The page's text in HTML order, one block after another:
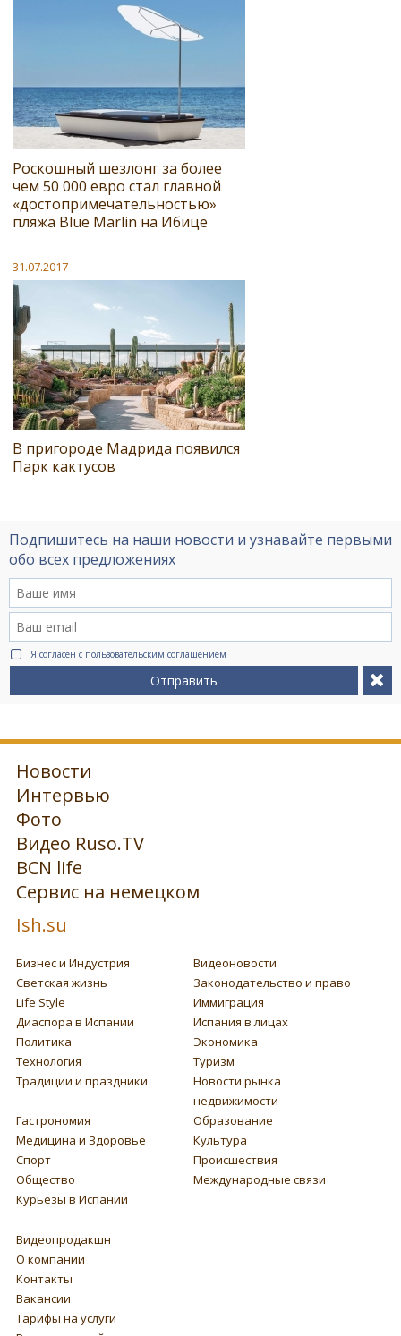
Роскошный шезлонг за более
чем 50 000 евро стал главной
«достопримечательностью»
пляжа Blue Marlin на Ибице
31.07.2017
В пригороде Мадрида появился
Парк кактусов
Подпишитесь на наши новости и узнавайте первыми
обо всех предложениях
Я согласен с пользовательским соглашением
Отправить
Новости
Интервью
Фото
Видео Ruso.TV
BCN life
Сервис на немецком
Ish.su
Бизнес и Индустрия
Видеоновости
Светская жизнь
Законодательство и право
Life Style
Иммиграция
Диаспора в Испании
Испания в лицах
Политика
Экономика
Технология
Туризм
Традиции и праздники
Новости рынка
недвижимости
Гастрономия
Образование
Медицина и Здоровье
Культура
Спорт
Происшествия
Общество
Международные связи
Курьезы в Испании
Видеопродакшн
О компании
Контакты
Вакансии
Тарифы на услуги